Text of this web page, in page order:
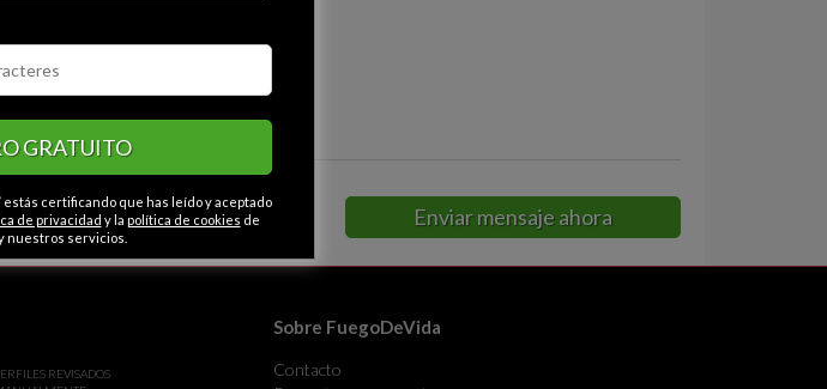
Abierta
Generosa
Enviar mensaje ahora
GRATUITO
certificando que has leído y aceptado
de privacidad y la política de cookies de
nuestros servicios.
REVISADOS
Sobre FuegoDeVida
Contacto